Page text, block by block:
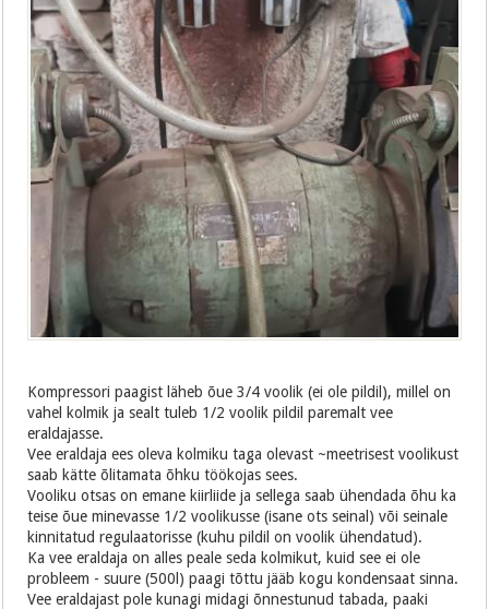
Kompressori paagist läheb õue 3/4 voolik (ei ole pildil), millel on
vahel kolmik ja sealt tuleb 1/2 voolik pildil paremalt vee
eraldajasse.
Vee eraldaja ees oleva kolmiku taga olevast ~meetrisest voolikust
saab kätte õlitamata õhku töökojas sees.
Vooliku otsas on emane kiirliide ja sellega saab ühendada õhu ka
teise õue minevasse 1/2 voolikusse (isane ots seinal) või seinale
kinnitatud regulaatorisse (kuhu pildil on voolik ühendatud).
Ka vee eraldaja on alles peale seda kolmikut, kuid see ei ole
probleem - suure (500l) paagi tõttu jääb kogu kondensaat sinna.
Vee eraldajast pole kunagi midagi õnnestunud tabada, paaki